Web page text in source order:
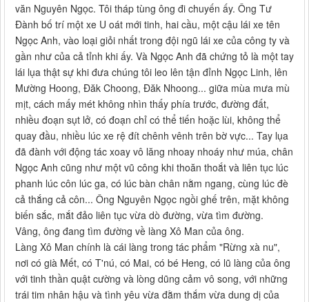
văn Nguyên Ngọc. Tôi tháp tùng ông đi chuyến ấy. Ông Tư
Đành bố trí một xe U oát mới tinh, hai cầu, một cậu lái xe tên
Ngọc Anh, vào loại giỏi nhất trong đội ngũ lái xe của công ty và
gần như của cả tỉnh khi ấy. Và Ngọc Anh đã chứng tỏ là một tay
lái lụa thật sự khi đưa chúng tôi leo lên tận đỉnh Ngọc Linh, lên
Mường Hoong, Đăk Choong, Đăk Nhoong... giữa mùa mưa mù
mịt, cách mấy mét không nhìn thấy phía trước, đường đất,
nhiều đoạn sụt lở, có đoạn chỉ có thể tiến hoặc lùi, không thể
quay đầu, nhiều lúc xe rệ đít chênh vênh trên bờ vực... Tay lụa
đã đành với động tác xoay vô lăng nhoay nhoáy như múa, chân
Ngọc Anh cũng như một vũ công khi thoăn thoắt và liên tục lúc
phanh lúc côn lúc ga, có lúc bàn chân nằm ngang, cùng lúc đè
cả thắng cả côn... Ông Nguyên Ngọc ngồi ghế trên, mặt không
biến sắc, mắt đảo liên tục vừa dò đường, vừa tìm đường.
Vâng, ông đang tìm đường về làng Xô Man của ông.
Làng Xô Man chính là cái làng trong tác phẩm "Rừng xà nu",
nơi có già Mết, có T'nú, có Mai, có bé Heng, có lũ làng của ông
với tinh thần quật cường và lòng dũng cảm vô song, với những
trái tim nhân hậu và tình yêu vừa đằm thắm vừa dung dị của